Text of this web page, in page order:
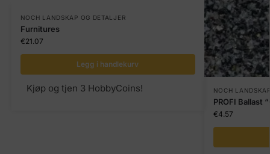
NOCH LANDSKAP OG DETALJER
Furnitures
€21.07
Legg i handlekurv
Kjøp og tjen 3 HobbyCoins! NOCH
PROFI Ballast
€4.57